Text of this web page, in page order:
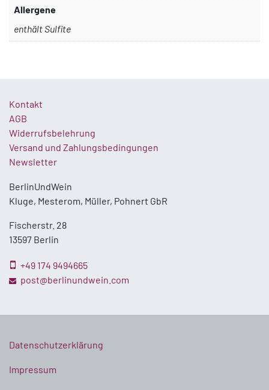
Allergene
enthält Sulfite
Kontakt
AGB
Widerrufsbelehrung
Versand und Zahlungsbedingungen
Newsletter
BerlinUndWein
Kluge, Mesterom, Müller, Pohnert GbR
Fischerstr. 28
13597 Berlin
+49 174 9494665
post@berlinundwein.com
Datenschutzerklärung
Impressum